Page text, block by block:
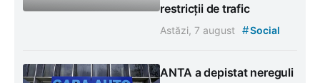
restricții de trafic
Astăzi, 7 august #Social
ANTA a depistat nereguli